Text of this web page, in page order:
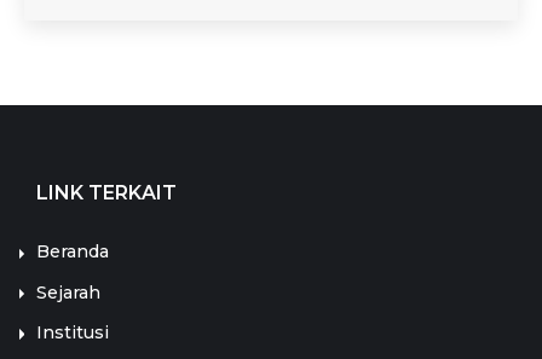
LINK TERKAIT
Beranda
Sejarah
Institusi